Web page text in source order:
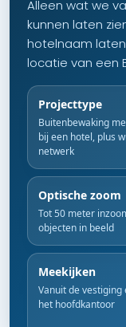
Alleen wat we
kunnen laten
hotelnaam
locatie van een
Projecttype
Buitenbewaking
bij een hotel, plus
netwerk
Optische zoom
Tot 50 meter
objecten in beeld
Meekijken
Vanuit de vestiging
het hoofdkantoor